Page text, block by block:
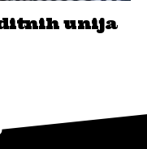
unija